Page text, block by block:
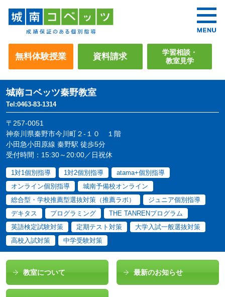
無料体験授業 資料請求
学習相談・
教室見学
城南コベッツ秦野教室
Tel:0463-83-1314
〒257-0051
神奈川県秦野市今川町２-１０ １階
小田急小田原線 秦野駅 徒歩5分
受付時間：15:30～20:00／日祝休
1対1個別指導 1対2個別指導
atama+個別指導
オンライン個別指導
城南予備校オンライン
総合型・学校推薦型選抜対策（推薦ラボ）
ジュニア個別指導
デキタス
プログラミング
THE TANRENプログラム
英語検定試験対策
定期テスト対策
大学入試一般選抜対策
高校入試対策
中学受験対策
教室について 最新のお知らせ